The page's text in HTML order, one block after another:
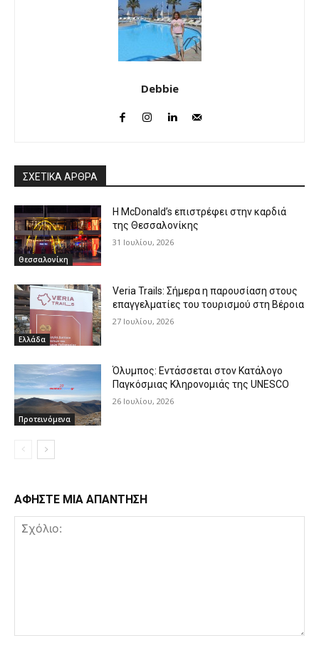
Debbie
ΣΧΕΤΙΚΑ ΑΡΘΡΑ
Θεσσαλονίκη
Η McDonald’s επιστρέφει στην καρδιά
της Θεσσαλονίκης
31 Ιουλίου, 2026
Ελλάδα
Veria Trails: Σήμερα η παρουσίαση στους
επαγγελματίες του τουρισμού στη Βέροια
27 Ιουλίου, 2026
Προτεινόμενα
Όλυμπος: Εντάσσεται στον Κατάλογο
Παγκόσμιας Κληρονομιάς της UNESCO
26 Ιουλίου, 2026
ΑΦΗΣΤΕ ΜΙΑ ΑΠΑΝΤΗΣΗ